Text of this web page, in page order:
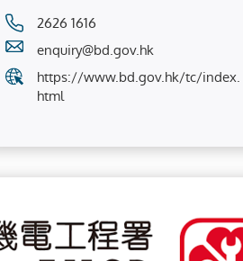
2626 1616
enquiry@bd.gov.hk
https://www.bd.gov.hk/tc/index.
html